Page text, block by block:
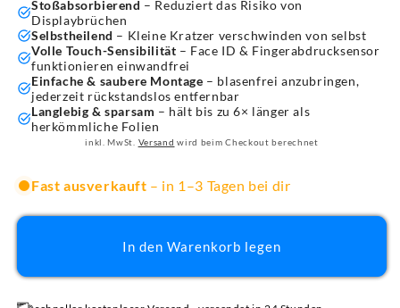
Stoßabsorbierend – Reduziert das Risiko von
Displaybrüchen
Selbstheilend – Kleine Kratzer verschwinden von selbst
Volle Touch-Sensibilität – Face ID & Fingerabdrucksensor
funktionieren einwandfrei
Einfache & saubere Montage – blasenfrei anzubringen,
jederzeit rückstandslos entfernbar
Langlebig & sparsam – hält bis zu 6× länger als
herkömmliche Folien
inkl. MwSt. Versand wird beim Checkout berechnet
Fast ausverkauft – in 1–3 Tagen bei dir
In den Warenkorb legen